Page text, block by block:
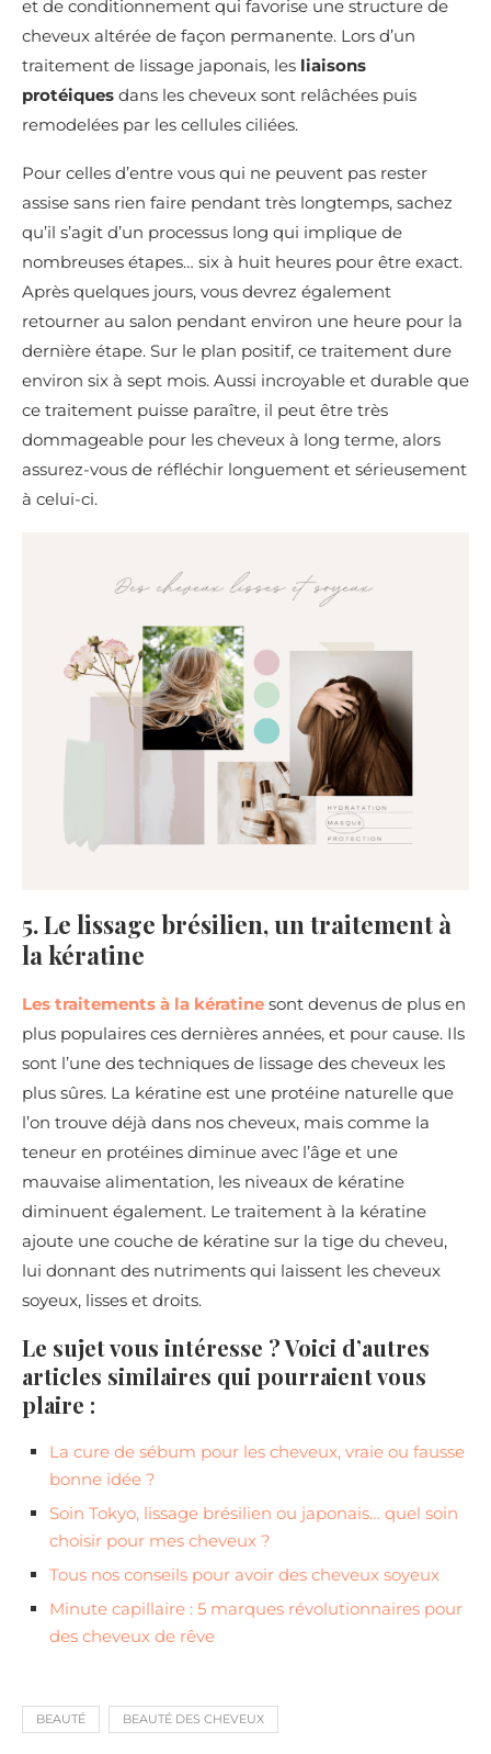
et de conditionnement qui favorise une structure de
cheveux altérée de façon permanente. Lors d’un
traitement de lissage japonais, les liaisons
protéiques dans les cheveux sont relâchées puis
remodelées par les cellules ciliées.
Pour celles d’entre vous qui ne peuvent pas rester
assise sans rien faire pendant très longtemps, sachez
qu’il s’agit d’un processus long qui implique de
nombreuses étapes… six à huit heures pour être exact.
Après quelques jours, vous devrez également
retourner au salon pendant environ une heure pour la
dernière étape. Sur le plan positif, ce traitement dure
environ six à sept mois. Aussi incroyable et durable que
ce traitement puisse paraître, il peut être très
dommageable pour les cheveux à long terme, alors
assurez-vous de réfléchir longuement et sérieusement
à celui-ci.
5. Le lissage brésilien, un traitement à
la kératine
Les traitements à la kératine sont devenus de plus en
plus populaires ces dernières années, et pour cause. Ils
sont l’une des techniques de lissage des cheveux les
plus sûres. La kératine est une protéine naturelle que
l’on trouve déjà dans nos cheveux, mais comme la
teneur en protéines diminue avec l’âge et une
mauvaise alimentation, les niveaux de kératine
diminuent également. Le traitement à la kératine
ajoute une couche de kératine sur la tige du cheveu,
lui donnant des nutriments qui laissent les cheveux
soyeux, lisses et droits.
Le sujet vous intéresse ? Voici d’autres
articles similaires qui pourraient vous
plaire :
La cure de sébum pour les cheveux, vraie ou fausse
bonne idée ?
Soin Tokyo, lissage brésilien ou japonais… quel soin
choisir pour mes cheveux ?
Tous nos conseils pour avoir des cheveux soyeux
Minute capillaire : 5 marques révolutionnaires pour
des cheveux de rêve
BEAUTÉ BEAUTÉ DES CHEVEUX